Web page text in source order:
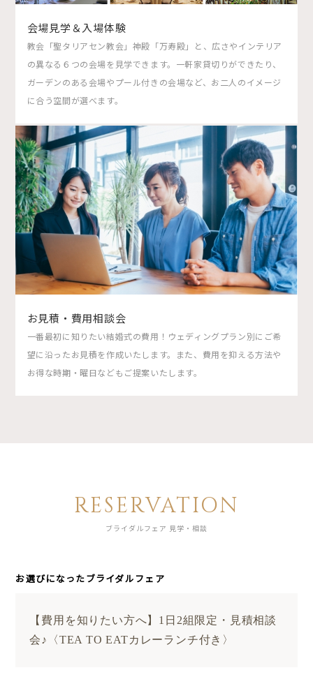
会場見学＆入場体験
教会「聖タリアセン教会」神殿「万寿殿」と、広さやインテリア
の異なる６つの会場を見学できます。一軒家貸切りができたり、
ガーデンのある会場やプール付きの会場など、お二人のイメージ
に合う空間が選べます。
お見積・費用相談会
一番最初に知りたい結婚式の費用！ウェディングプラン別にご希
望に沿ったお見積を作成いたします。また、費用を抑える方法や
お得な時期・曜日などもご提案いたします。
RESERVATION
ブライダルフェア 見学・相談
お選びになったブライダルフェア
【費用を知りたい方へ】1日2組限定・見積相談
会♪〈TEA TO EATカレーランチ付き〉